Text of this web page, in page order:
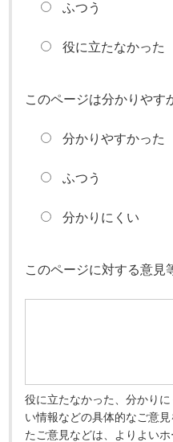
ふつう
役に立たなかった
このページは分かりやす
分かりやすかった
ふつう
分かりにくい
このページに対する意見
役に立たなかった、分かり
い情報などの具体的なご意
たご意見などは、よりよい